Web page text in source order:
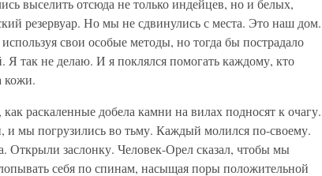
выселить отсюда не только индейцев, но и белых,
резервуар. Но мы не сдвинулись с места. Это наш дом.
свои особые методы, но тогда бы пострадало
так не делаю. И я поклялся помогать каждому, кто
кожи.
раскаленные добела камни на вилах подносят к очагу.
и мы погрузились во тьму. Каждый молился по-своему.
Открыли заслонку. Человек-Орел сказал, чтобы мы
себя по спинам, насыщая поры положительной